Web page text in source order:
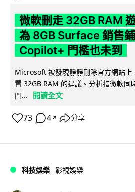
微軟刪走 32GB RAM
為 8GB Surface 銷售
Copilot+ 門檻也未到
Microsoft 被發現靜靜刪除官方網站上
置 32GB RAM 的建議。分析指微軟同
門...
閱讀全文
73 4 ↗ 分享
科技娛樂 影視娛樂